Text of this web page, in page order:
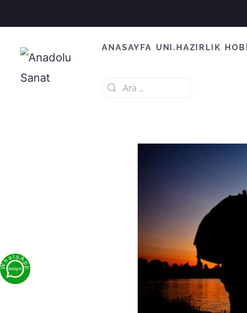
ANASAYFA UNI.HAZIRLIK